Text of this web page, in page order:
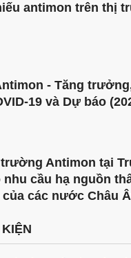
antimon trên thị
- Tăng
19 và Dự báo
Antimon tại
nhu cầu hạ nguồn
các nước Châu